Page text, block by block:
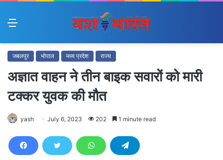
Menu
जबलपुर भोपाल मध्य प्रदेश राज्य
अज्ञात वाहन ने तीन बाइक सवारों को मारी
टक्कर युवक की मौत
yash July 6, 2023 202 1 minute read